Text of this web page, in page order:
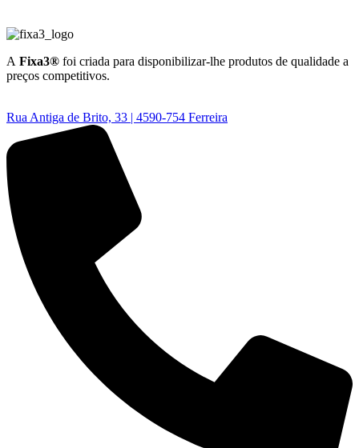
A Fixa3® foi criada para disponibilizar-lhe produtos de qualidade a
preços competitivos.
Rua Antiga de Brito, 33 | 4590-754 Ferreira